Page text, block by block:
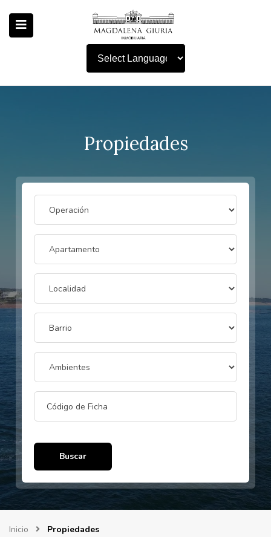
Propiedades
Buscar
Inicio Propiedades